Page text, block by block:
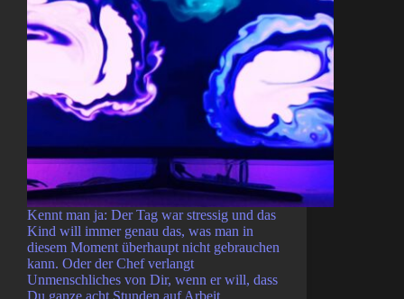
Kennt man ja: Der Tag war stressig und das
Kind will immer genau das, was man in
diesem Moment überhaupt nicht gebrauchen
kann. Oder der Chef verlangt
Unmenschliches von Dir, wenn er will, dass